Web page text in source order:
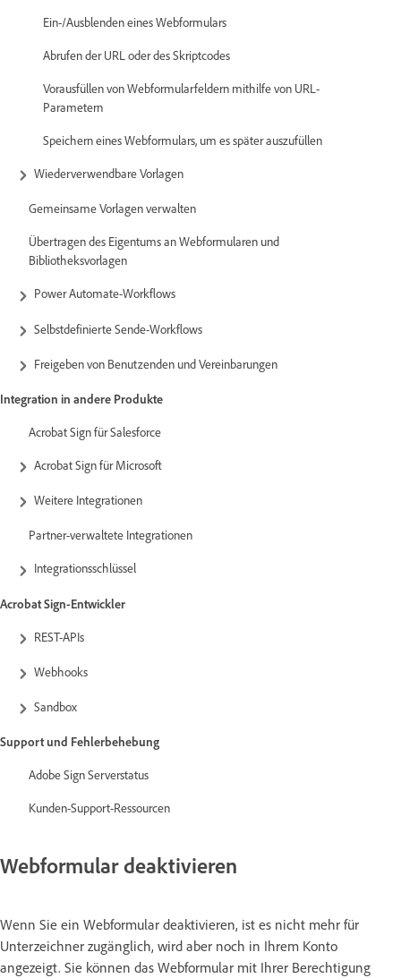
Ein-/Ausblenden eines Webformulars
Abrufen der URL oder des Skriptcodes
Vorausfüllen von Webformularfeldern mithilfe von URL-
Parametern
Speichern eines Webformulars, um es später auszufüllen
Wiederverwendbare Vorlagen
Gemeinsame Vorlagen verwalten
Übertragen des Eigentums an Webformularen und
Bibliotheksvorlagen
Power Automate-Workflows
Selbstdefinierte Sende-Workflows
Freigeben von Benutzenden und Vereinbarungen
Integration in andere Produkte
Acrobat Sign für Salesforce
Acrobat Sign für Microsoft
Weitere Integrationen
Partner-verwaltete Integrationen
Integrationsschlüssel
Acrobat Sign-Entwickler
REST-APIs
Webhooks
Sandbox
Support und Fehlerbehebung
Adobe Sign Serverstatus
Kunden-Support-Ressourcen
Webformular deaktivieren
Wenn Sie ein Webformular deaktivieren, ist es nicht mehr für
Unterzeichner zugänglich, wird aber noch in Ihrem Konto
angezeigt. Sie können das Webformular mit Ihrer Berechtigung